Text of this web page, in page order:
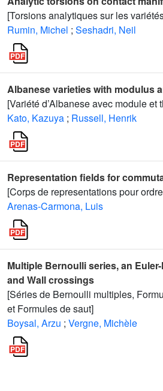
[Torsions analytiques sur les
Rumin, Michel ; Seshadri, Neil
Albanese varieties with modulus
[Variété d’Albanese avec module et
Kato, Kazuya ; Russell, Henrik
Representation fields for
[Corps de representations pour
Arenas-Carmona, Luis
Multiple Bernoulli series, an
and Wall crossings
[Séries de Bernoulli multiples,
et Formules de saut]
Boysal, Arzu ; Vergne, Michèle